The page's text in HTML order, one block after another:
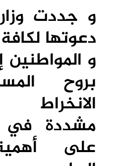
و جددت
دعوتها
و المواطنين
بروح
الانخراط
مشددة في
على